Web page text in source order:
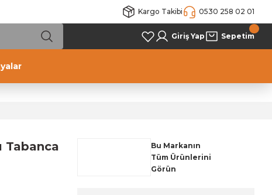
Kargo Takibi 0530 258 02 01
Giriş Yap Sepetim
Tabanca
Bu Markanın
Tüm Ürünlerini
Görün